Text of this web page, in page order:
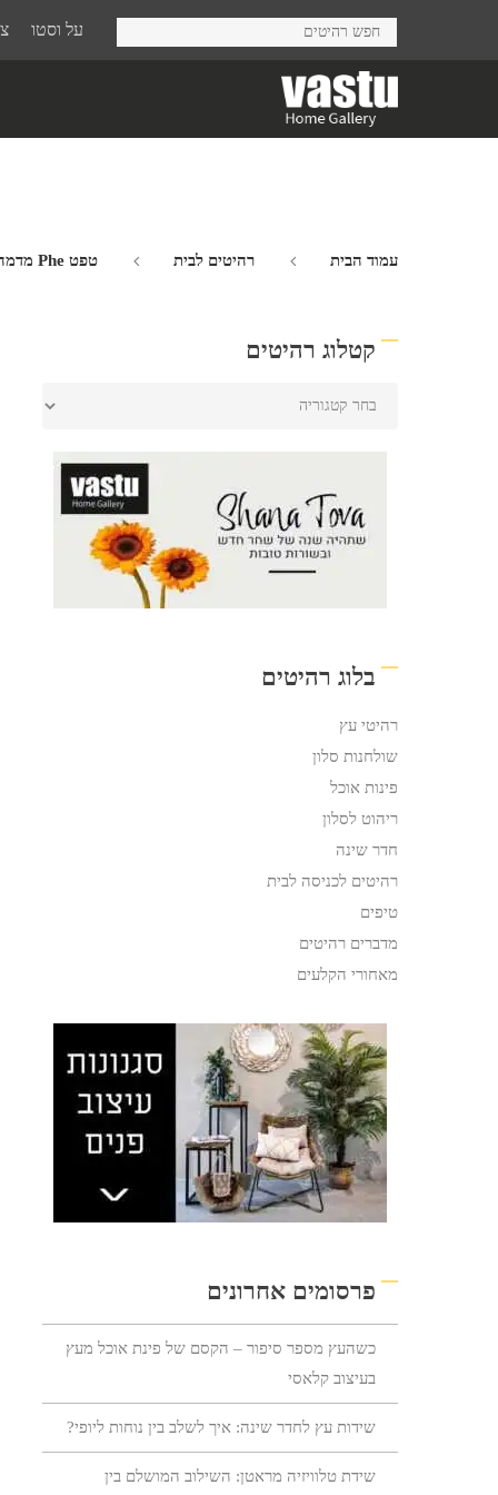
על וסטו
עמוד הבית רהיטים לבית טפט Phe מדמה עץ מיושן
קטלוג רהיטים
בלוג רהיטים
רהיטי עץ
שולחנות סלון
פינות אוכל
ריהוט לסלון
חדר שינה
רהיטים לכניסה לבית
טיפים
מדברים רהיטים
מאחורי הקלעים
פרסומים אחרונים
כשהעץ מספר סיפור – הקסם של פינת אוכל מעץ
בעיצוב קלאסי
שידות עץ לחדר שינה: איך לשלב בין נוחות ליופי?
שידת טלוויזיה מראטן: השילוב המושלם בין